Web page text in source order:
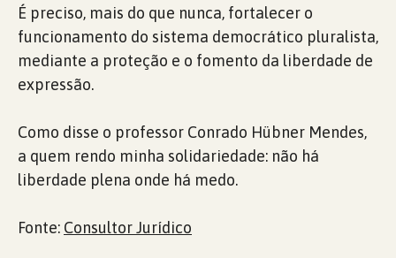
É preciso, mais do que nunca, fortalecer o
funcionamento do sistema democrático pluralista,
mediante a proteção e o fomento da liberdade de
expressão.
Como disse o professor Conrado Hübner Mendes,
a quem rendo minha solidariedade: não há
liberdade plena onde há medo.
Fonte: Consultor Jurídico